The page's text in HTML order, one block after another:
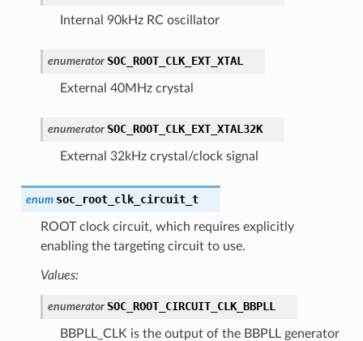
Internal 90kHz RC oscillator
enumerator SOC_ROOT_CLK_EXT_XTAL
External 40MHz crystal
enumerator SOC_ROOT_CLK_EXT_XTAL32K
External 32kHz crystal/clock signal
enum soc_root_clk_circuit_t
ROOT clock circuit, which requires explicitly
enabling the targeting circuit to use.
Values:
enumerator SOC_ROOT_CIRCUIT_CLK_BBPLL
BBPLL_CLK is the output of the BBPLL generator